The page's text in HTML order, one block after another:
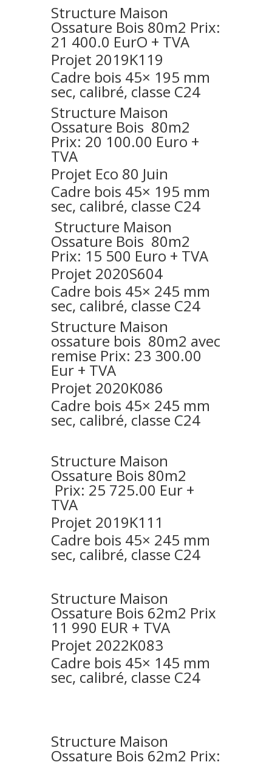
Structure Maison
Ossature Bois 80m2 Prix:
21 400.0 EurO + TVA
Projet 2019K119
Cadre bois 45× 195 mm
sec, calibré, classe C24
Structure Maison
Ossature Bois 80m2
Prix: 20 100.00 Euro +
TVA
Projet Eco 80 Juin
Cadre bois 45× 195 mm
sec, calibré, classe C24
Structure Maison
Ossature Bois 80m2
Prix: 15 500 Euro + TVA
Projet 2020S604
Cadre bois 45× 245 mm
sec, calibré, classe C24
Structure Maison
ossature bois 80m2 avec
remise Prix: 23 300.00
Eur + TVA
Projet 2020K086
Cadre bois 45× 245 mm
sec, calibré, classe C24
Structure Maison
Ossature Bois 80m2
Prix: 25 725.00 Eur +
TVA
Projet 2019K111
Cadre bois 45× 245 mm
sec, calibré, classe C24
Structure Maison
Ossature Bois 62m2 Prix
11 990 EUR + TVA
Projet 2022K083
Cadre bois 45× 145 mm
sec, calibré, classe C24
Structure Maison
Ossature Bois 62m2 Prix: